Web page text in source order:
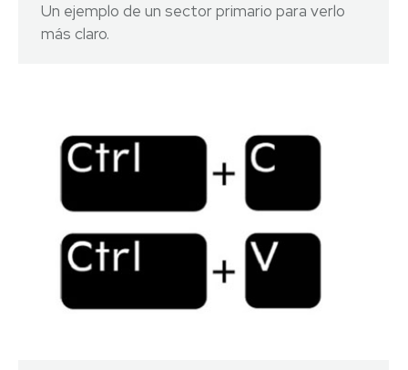
Un ejemplo de un sector primario para verlo
más claro.